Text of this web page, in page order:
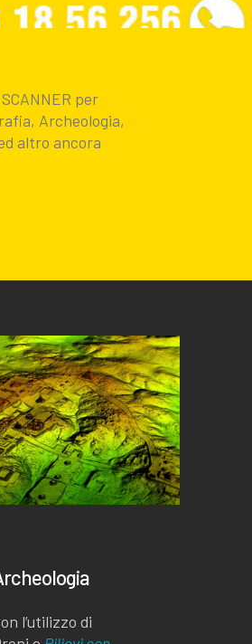
per
Archeologia,
altro ancora
l’utilizzo di